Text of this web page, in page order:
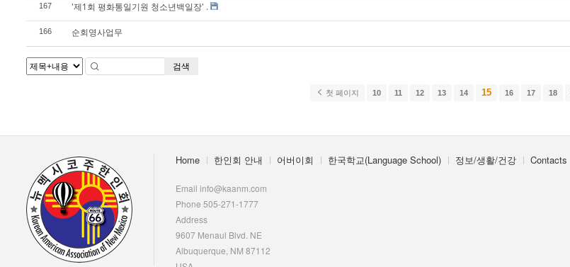
167 '제1회 평화통일기원 청소년백일장' .
166 순회영사업무
검색
첫 페이지 10 11 12 13 14 15 16 17 18
Home 한인회 안내 어버이회 한국학교(Language School) 정보/생활/건강 Contacts
Email info@kaanm.com
Phone 505-271-1777
Address
9607 Menaul Blvd. NE
Albuquerque, NM 87112